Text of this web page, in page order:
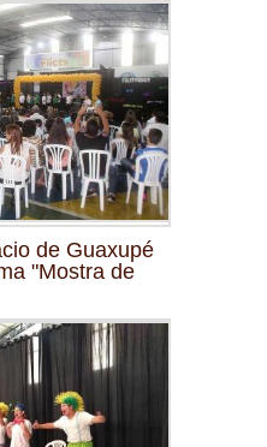
de Guaxupé
"Mostra de